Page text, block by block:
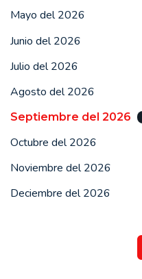
Mayo del 2026
Junio del 2026
Julio del 2026
Agosto del 2026
Septiembre del 2026
Octubre del 2026
Noviembre del 2026
Deciembre del 2026